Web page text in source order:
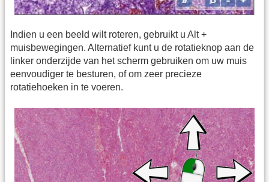
Indien u een beeld wilt roteren, gebruikt u Alt +
muisbewegingen. Alternatief kunt u de rotatieknop aan de
linker onderzijde van het scherm gebruiken om uw muis
eenvoudiger te besturen, of om zeer precieze
rotatiehoeken in te voeren.